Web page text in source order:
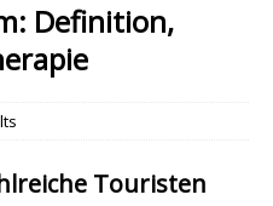
Definition,
Touristen